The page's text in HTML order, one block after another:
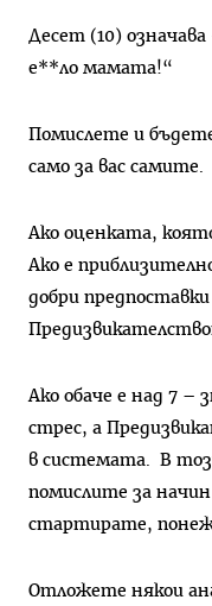
Десет (10)
е**ло мамата!“
Помислете и
само за вас самите.
Ако оценката,
Ако е
добри
Ако обаче е над 7 –
стрес, а
в системата. В
помислите за
стартирате,
Отложете някои